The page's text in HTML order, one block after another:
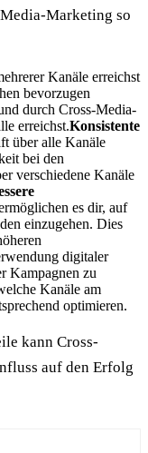
Marketing so
Kanäle erreichst
bevorzugen
durch Cross-Media-
erreichst.Konsistente
über alle Kanäle
bei den
verschiedene Kanäle
es dir, auf
einzugehen. Dies
digitaler
Kampagnen zu
Kanäle am
optimieren.
kann Cross-
auf den Erfolg